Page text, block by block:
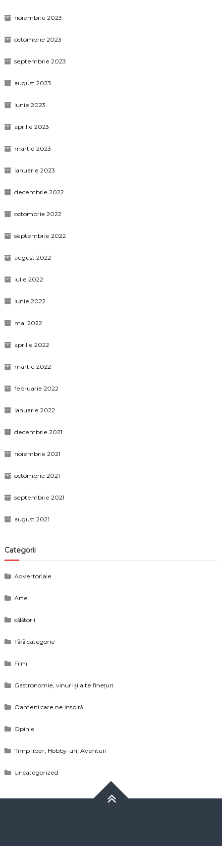
noiembrie 2023
octombrie 2023
septembrie 2023
august 2023
iunie 2023
aprilie 2023
martie 2023
ianuarie 2023
decembrie 2022
octombrie 2022
septembrie 2022
august 2022
iulie 2022
iunie 2022
mai 2022
aprilie 2022
martie 2022
februarie 2022
ianuarie 2022
decembrie 2021
noiembrie 2021
octombrie 2021
septembrie 2021
august 2021
Categorii
Advertoriale
Arte
călătorii
Fără categorie
Film
Gastronomie, vinuri și alte finețuri
Oameni care ne inspiră
Opinie
Timp liber, Hobby-uri, Aventuri
Uncategorized